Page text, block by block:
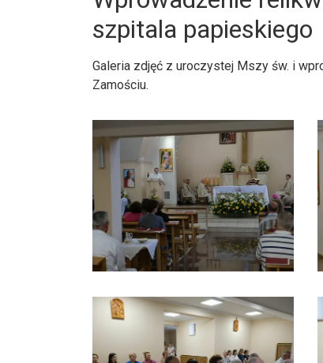
szpitala papieskiego
Galeria zdjęć z uroczystej Mszy św. i
Zamościu.